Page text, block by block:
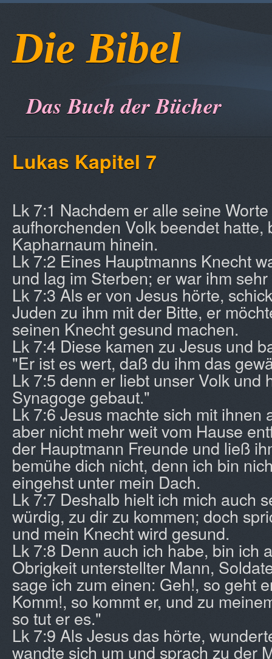
Die Bibel
Das Buch der Bücher
Lukas Kapitel 7
Lk 7:1 Nachdem er alle seine
aufhorchenden Volk beendet hatte,
Kapharnaum hinein.
Lk 7:2 Eines Hauptmanns Knecht
und lag im Sterben; er war ihm sehr
Lk 7:3 Als er von Jesus hörte,
Juden zu ihm mit der Bitte, er
seinen Knecht gesund machen.
Lk 7:4 Diese kamen zu Jesus und
"Er ist es wert, daß du ihm das
Lk 7:5 denn er liebt unser Volk und
Synagoge gebaut."
Lk 7:6 Jesus machte sich mit ihnen
aber nicht mehr weit vom Hause
der Hauptmann Freunde und ließ
bemühe dich nicht, denn ich bin
eingehst unter mein Dach.
Lk 7:7 Deshalb hielt ich mich auch
würdig, zu dir zu kommen; doch
und mein Knecht wird gesund.
Lk 7:8 Denn auch ich habe, bin ich
Obrigkeit unterstellter Mann,
sage ich zum einen: Geh!, so geht
Komm!, so kommt er, und zu
so tut er es."
Lk 7:9 Als Jesus das hörte,
wandte sich um und sprach zu der